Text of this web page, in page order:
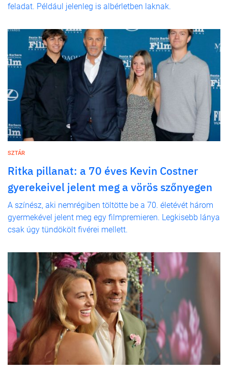
feladat. Például jelenleg is albérletben laknak.
SZTÁR
Ritka pillanat: a 70 éves Kevin Costner
gyerekeivel jelent meg a vörös szőnyegen
A színész, aki nemrégiben töltötte be a 70. életévét három
gyermekével jelent meg egy filmpremieren. Legkisebb lánya
csak úgy tündökölt fivérei mellett.